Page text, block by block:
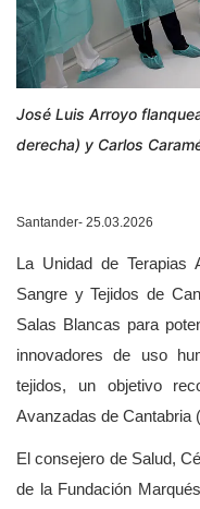
José Luis Arroyo
derecha) y Carlos
Santander- 25.03.2026
La Unidad de Terapias
Sangre y Tejidos de
Salas Blancas para
innovadores de uso
tejidos, un objetivo
Avanzadas de Cantabria
El consejero de Salud,
de la Fundación